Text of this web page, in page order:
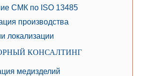
СМК по ISO 13485
производства
локализации
КОНСАЛТИНГ
медизделий